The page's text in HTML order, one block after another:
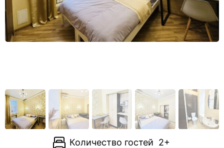
Количество гостей 2+